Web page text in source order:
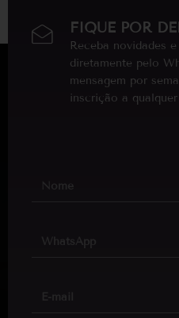
FIQUE POR
Receba novidades
diretamente pelo
mensagem por
inscrição a